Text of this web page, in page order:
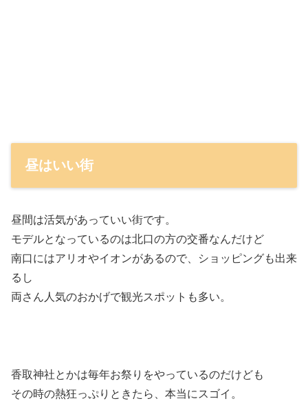
昼はいい街
昼間は活気があっていい街です。
モデルとなっているのは北口の方の交番なんだけど
南口にはアリオやイオンがあるので、ショッピングも出来
るし
両さん人気のおかげで観光スポットも多い。
香取神社とかは毎年お祭りをやっているのだけども
その時の熱狂っぷりときたら、本当にスゴイ。